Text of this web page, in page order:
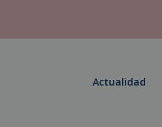
Actualidad